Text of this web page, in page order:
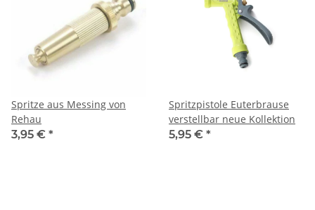
Spritze aus Messing von
Rehau
3,95 € *
Spritzpistole Euterbrause
verstellbar neue Kollektion
5,95 € *